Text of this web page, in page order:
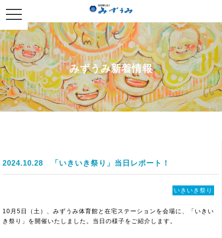
toggle
navigation
みずうみ新着情報
2024.10.28 「いきいき祭り」当日レポート！
いきいき祭り
10月5日（土）、みずうみ体育館と在宅ステーションを会場に、「いきい
き祭り」を開催いたしました。当日の様子をご紹介します。